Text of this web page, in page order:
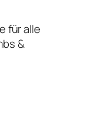
für alle
&